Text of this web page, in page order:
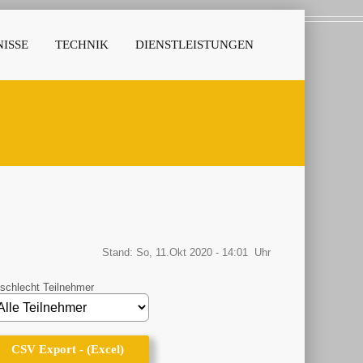
TECHNIK DIENSTLEISTUNGEN
Stand: So, 11.Okt 2020 - 14:01 Uhr
Teilnehmer
CSV Export - (Excel)
CSV Export - (Excel)